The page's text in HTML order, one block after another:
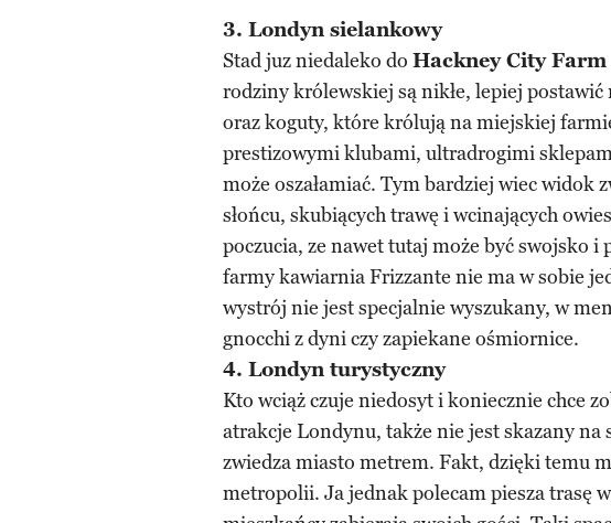
3. Londyn sielankowy
Stad juz niedaleko do Hackney City Farm
rodziny królewskiej są nikłe, lepiej postawić
oraz koguty, które królują na miejskiej
prestizowymi klubami, ultradrogimi
może oszałamiać. Tym bardziej wiec widok
słońcu, skubiących trawę i wcinających
poczucia, ze nawet tutaj może być swojsko i
farmy kawiarnia Frizzante nie ma w sobie
wystrój nie jest specjalnie wyszukany, w
gnocchi z dyni czy zapiekane ośmiornice.
4. Londyn turystyczny
Kto wciąż czuje niedosyt i koniecznie chce
atrakcje Londynu, także nie jest skazany na
zwiedza miasto metrem. Fakt, dzięki temu
metropolii. Ja jednak polecam piesza trasę